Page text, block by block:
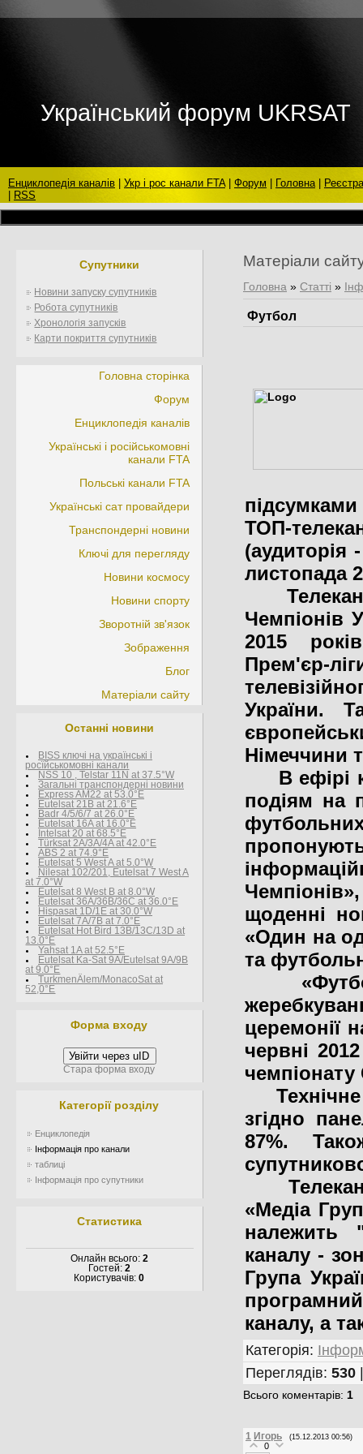
Український форум UKRSAT
Енциклопедія каналів Укр і рос канали FTA| Форум Головна|
RSS
Супутники
Новини запуску супутників
Робота супутників
Хронологія запусків
Карти покриття супутників
Головна сторінка
Форум
Енциклопедія каналів
Українські і російськомовні
канали FTA
Польські канали FTA
Українські сат провайдери
Транспондерні новини
Ключі для перегляду
Новини космосу
Новини спорту
Зворотній зв'язок
Зображення
Блог
Матеріали сайту
Останні новини
BISS ключі на українські і
росїйськомовні канали
NSS 10 , Telstar 11N at 37.5°W
Загальні транспондерні новини
Express AM22 at 53.0°E
Eutelsat 21B at 21.6°E
Badr 4/5/6/7 at 26.0°E
Eutelsat 16A at 16.0°E
Intelsat 20 at 68.5°E
Türksat 2A/3A/4A at 42.0°E
ABS 2 at 74.9°E
Eutelsat 5 West A at 5.0°W
Nilesat 102/201, Eutelsat 7 West A
at 7.0°W
Eutelsat 8 West В at 8.0°W
Eutelsat 36A/36B/36C at 36.0°E
Hispasat 1D/1E at 30.0°W
Eutelsat 7A/7B at 7.0°E
Eutelsat Hot Bird 13B/13C/13D at
13.0°E
Yahsat 1A at 52.5°E
Eutelsat Ka-Sat 9A/Eutelsat 9A/9B
at 9.0°E
TurkmenÄlem/MonacoSat at
52,0°E
Форма входу
Увійти через uID
Стара форма входу
Категорії розділу
Енциклопедія
Інформація про канали
таблиці
Інформація про супутники
Статистика
Онлайн всього: 2
Гостей: 2
Користувачів:0
Матеріали
Головна » Статті »
Футбол
підсумками
ТОП-
(аудиторія
листопада
Чемпіонів
2015
Прем'єр-
України.
Німеччини
В ефірі
подіям на
щоденні
«Один на
та
церемонії
червні
Технічне
згідно
87%.
«Медіа
належить
каналу -
Група
каналу, а
Категорія:
Переглядів: 530
Всього коментарів: 1
1 Игорь (15.12.2013 00:56)
0